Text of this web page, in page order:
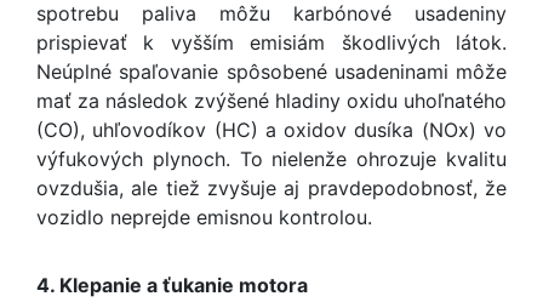
spotrebu paliva môžu karbónové usadeniny
prispievať k vyšším emisiám škodlivých látok.
Neúplné spaľovanie spôsobené usadeninami môže
mať za následok zvýšené hladiny oxidu uhoľnatého
(CO), uhľovodíkov (HC) a oxidov dusíka (NOx) vo
výfukových plynoch. To nielenže ohrozuje kvalitu
ovzdušia, ale tiež zvyšuje aj pravdepodobnosť, že
vozidlo neprejde emisnou kontrolou.
4. Klepanie a ťukanie motora